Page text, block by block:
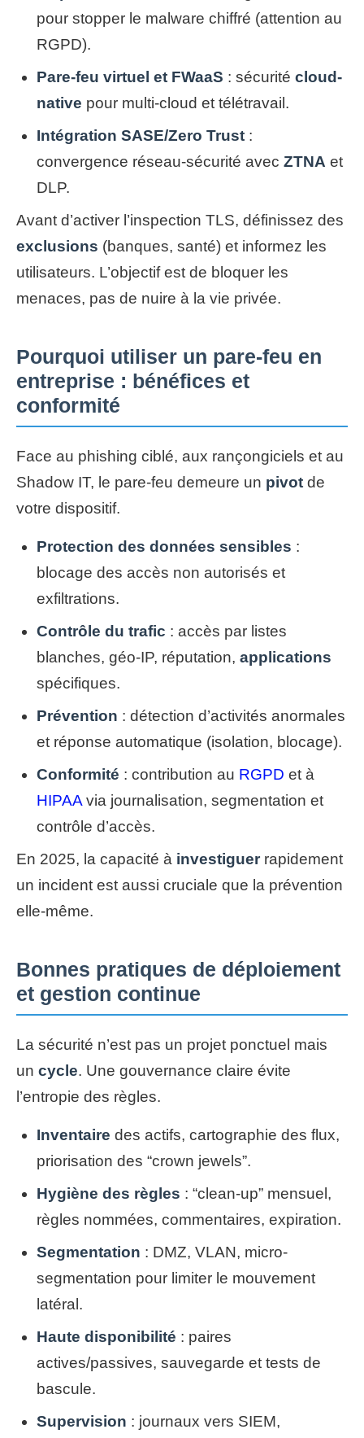
pour stopper le malware chiffré (attention au
RGPD).
Pare-feu virtuel et FWaaS : sécurité cloud-
native pour multi-cloud et télétravail.
Intégration SASE/Zero Trust :
convergence réseau-sécurité avec ZTNA et
DLP.
Avant d’activer l’inspection TLS, définissez des
exclusions (banques, santé) et informez les
utilisateurs. L’objectif est de bloquer les
menaces, pas de nuire à la vie privée.
Pourquoi utiliser un pare-feu en
entreprise : bénéfices et
conformité
Face au phishing ciblé, aux rançongiciels et au
Shadow IT, le pare-feu demeure un pivot de
votre dispositif.
Protection des données sensibles :
blocage des accès non autorisés et
exfiltrations.
Contrôle du trafic : accès par listes
blanches, géo-IP, réputation, applications
spécifiques.
Prévention : détection d’activités anormales
et réponse automatique (isolation, blocage).
Conformité : contribution au RGPD et à
HIPAAvia journalisation, segmentation et
contrôle d’accès.
En 2025, la capacité à investiguerrapidement
un incident est aussi cruciale que la prévention
elle-même.
Bonnes pratiques de déploiement
et gestion continue
La sécurité n’est pas un projet ponctuel mais
un cycle. Une gouvernance claire évite
l’entropie des règles.
Inventaire des actifs, cartographie des flux,
priorisation des “crown jewels”.
Hygiène des règles : “clean-up” mensuel,
règles nommées, commentaires, expiration.
Segmentation : DMZ, VLAN, micro-
segmentation pour limiter le mouvement
latéral.
Haute disponibilité : paires
actives/passives, sauvegarde et tests de
bascule.
Supervision : journaux vers SIEM,